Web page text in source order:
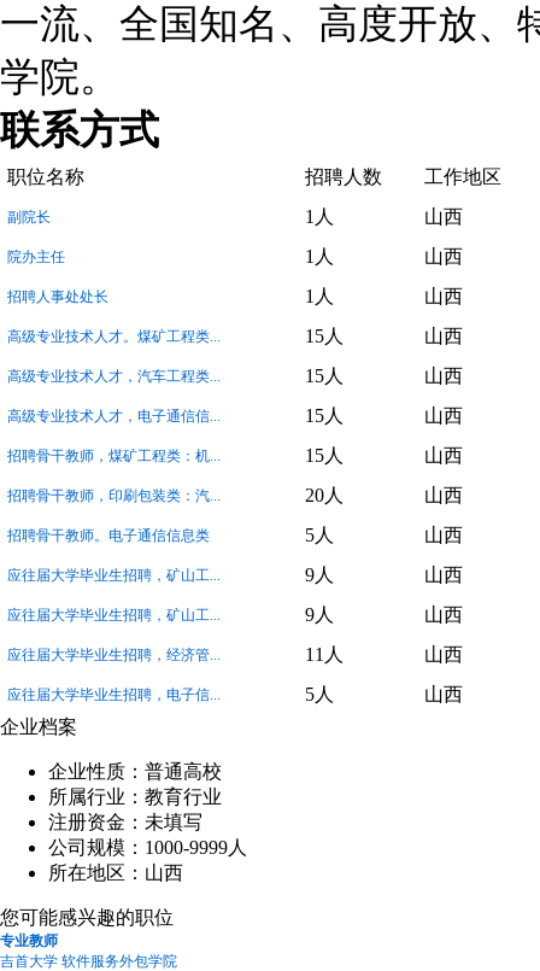
一流、全国知名、高度开放、
学院。
联系方式
职位名称 招聘人数 工作地区
副院长 1人 山西
院办主任 1人 山西
招聘人事处处长 1人 山西
高级专业技术人才。煤矿工程类... 15人 山西
高级专业技术人才，汽车工程类... 15人 山西
高级专业技术人才，电子通信信... 15人 山西
招聘骨干教师，煤矿工程类：机... 15人 山西
招聘骨干教师，印刷包装类：汽... 20人 山西
招聘骨干教师。电子通信信息类 5人 山西
应往届大学毕业生招聘，矿山工... 9人 山西
应往届大学毕业生招聘，矿山工... 9人 山西
应往届大学毕业生招聘，经济管... 11人 山西
应往届大学毕业生招聘，电子信... 5人
山西
企业档案
企业性质：普通高校
所属行业：教育行业
注册资金：未填写
公司规模：1000-9999人
所在地区：山西
您可能感兴趣的职位
专业教师
吉首大学 软件服务外包学院